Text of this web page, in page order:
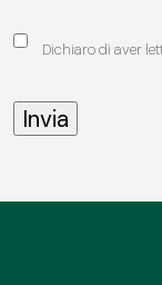
Dichiaro di aver